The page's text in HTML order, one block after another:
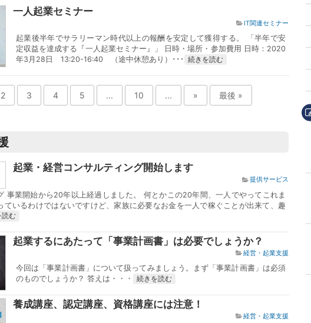
一人起業セミナー
IT関連セミナー
起業後半年でサラリーマン時代以上の報酬を安定して獲得する。 「半年で安
定収益を達成する『一人起業セミナー』」 日時・場所・参加費用 日時：2020
年3月28日 13:20-16:40 （途中休憩あり）･･･
続きを読む
2 3 4 5 ... 10 ... » 最後 »
起業・経営コンサルティング開始します
提供サービス
事業開始から20年以上経過しました。 何とかこの20年間、一人でやってこれま
ているわけではないですけど、家族に必要なお金を一人で稼ぐことが出来て、趣
読む
起業するにあたって「事業計画書」は必要でしょうか？
経営・起業支援
今回は「事業計画書」について扱ってみましょう。まず「事業計画書」は必須
のものでしょうか？ 答えは・・・
続きを読む
養成講座、認定講座、資格講座には注意！
経営・起業支援